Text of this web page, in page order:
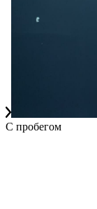
С пробегом